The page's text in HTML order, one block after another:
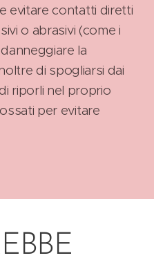
evitare contatti diretti
o abrasivi (come i
la
di spogliarsi dai
riporli nel proprio
per evitare